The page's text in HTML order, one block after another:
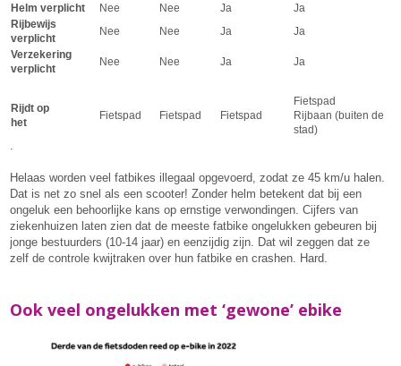
Helm verplicht Nee Nee Ja
Ja
Rijbewijs
verplicht
Nee Nee Ja
Ja
Verzekering
verplicht
Nee Nee Ja Ja
Rijdt op
het
Fietspad Fietspad Fietspad
Fietspad
Rijbaan (buiten de
stad)
Helaas worden veel fatbikes illegaal opgevoerd, zodat ze 45 km/u halen.
Dat is net zo snel als een scooter! Zonder helm betekent dat bij een
ongeluk een behoorlijke kans op ernstige verwondingen. Cijfers van
ziekenhuizen laten zien dat de meeste fatbike ongelukken gebeuren bij
jonge bestuurders (10-14 jaar) en eenzijdig zijn. Dat wil zeggen dat ze
zelf de controle kwijtraken over hun fatbike en crashen. Hard.
Ook veel ongelukken met ‘gewone’ ebike